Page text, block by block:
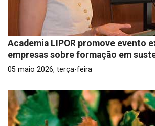
Academia LIPOR promove evento
empresas sobre formação em
05 maio 2026, terça-feira